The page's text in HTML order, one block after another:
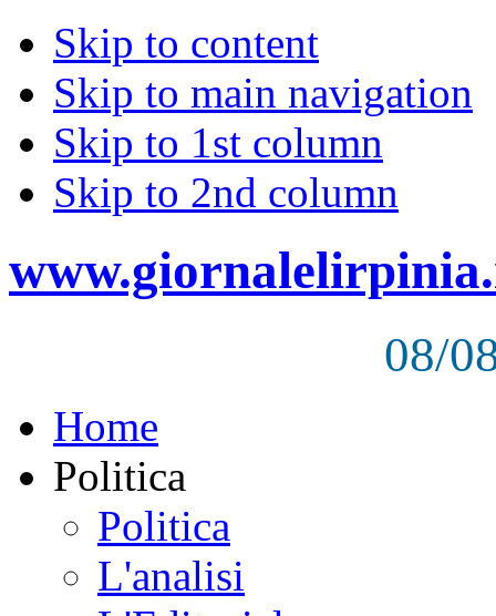
Skip to content
Skip to main navigation
Skip to 1st column
Skip to 2nd column
08/
Home
Politica
Politica
L'analisi